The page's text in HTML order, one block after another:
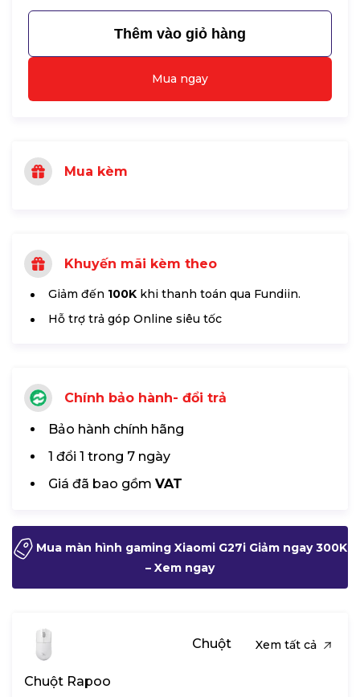
Thêm vào giỏ hàng
Mua ngay
Mua kèm
Khuyến mãi kèm theo
Giảm đến 100K khi thanh toán qua Fundiin.
Hỗ trợ trả góp Online siêu tốc
Chính bảo hành- đổi trả
Bảo hành chính hãng
1 đổi 1 trong 7 ngày
Giá đã bao gồm VAT
Mua màn hình gaming Xiaomi G27i Giảm ngay 300K
– Xem ngay
Chuột Xem tất cả
Chuột Rapoo